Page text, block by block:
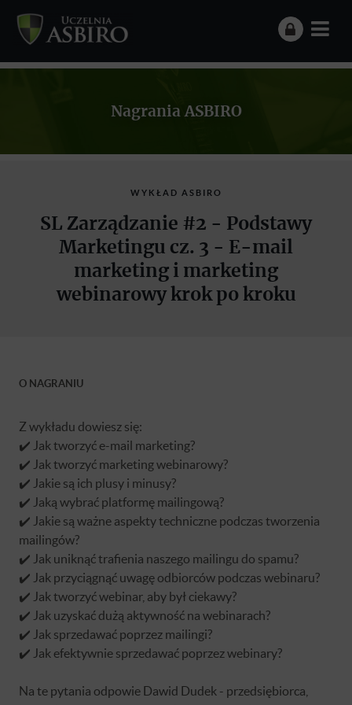
Nagrania ASBIRO
WYKŁAD ASBIRO
SL Zarządzanie #2 - Podstawy
Marketingu cz. 3 - E-mail
marketing i marketing
webinarowy krok po kroku
O NAGRANIU
Z wykładu dowiesz się:
✔️ Jak tworzyć e-mail marketing?
✔️ Jak tworzyć marketing webinarowy?
✔️ Jakie są ich plusy i minusy?
✔️ Jaką wybrać platformę mailingową?
✔️ Jakie są ważne aspekty techniczne podczas tworzenia
mailingów?
✔️ Jak uniknąć trafienia naszego mailingu do spamu?
✔️ Jak przyciągnąć uwagę odbiorców podczas webinaru?
✔️ Jak tworzyć webinar, aby był ciekawy?
✔️ Jak uzyskać dużą aktywność na webinarach?
✔️ Jak sprzedawać poprzez mailingi?
✔️ Jak efektywnie sprzedawać poprzez webinary?
Na te pytania odpowie Dawid Dudek - przedsiębiorca,